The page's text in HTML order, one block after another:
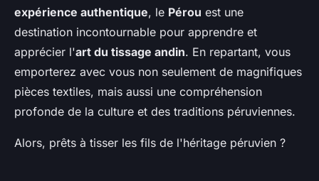
expérience authentique, le Pérou est une
destination incontournable pour apprendre et
apprécier l'art du tissage andin. En repartant, vous
emporterez avec vous non seulement de magnifiques
pièces textiles, mais aussi une compréhension
profonde de la culture et des traditions péruviennes.
Alors, prêts à tisser les fils de l'héritage péruvien ?